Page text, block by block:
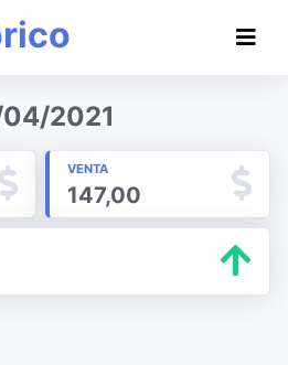
2021
VENTA
147,00